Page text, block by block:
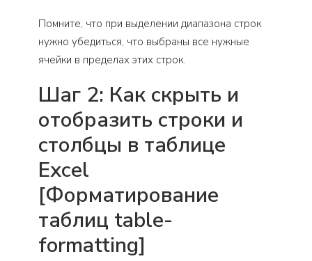
Помните, что при выделении диапазона строк
нужно убедиться, что выбраны все нужные
ячейки в пределах этих строк.
Шаг 2: Как скрыть и
отобразить строки и
столбцы в таблице
Excel
[Форматирование
таблиц table-
formatting]